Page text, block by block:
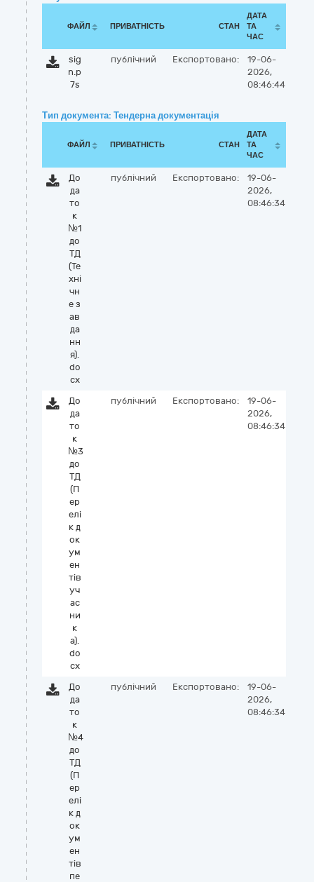
ФАЙЛ ПРИВАТНІСТЬ СТАН
ДАТА
ТА
ЧАС
sig
n.p
7s
публічний Експортовано:
19-06-
2026,
08:46:44
Тип документа: Тендерна документація
ФАЙЛ ПРИВАТНІСТЬ СТАН
ДАТА
ТА
ЧАС
До
да
то
к
№1
до
ТД
(Те
хні
чн
е з
ав
да
нн
я).
do
cx
публічний Експортовано:
19-06-
2026,
08:46:34
До
да
то
к
№3
до
ТД
(П
ер
елі
к д
ок
ум
ен
тів
уч
ас
ни
к
а).
do
cx
публічний Експортовано:
19-06-
2026,
08:46:34
До
да
то
к
№4
до
ТД
(П
ер
елі
к д
ок
ум
ен
тів
пе
публічний Експортовано:
19-06-
2026,
08:46:34